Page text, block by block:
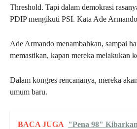
Threshold. Tapi dalam demokrasi
PDIP mengikuti PSI. Kata Ade
Ade Armando menambahkan, sampai
memastikan, kapan mereka melakukan
Dalam kongres rencananya, mereka
umum baru.
BACA JUGA
"Pena 98"